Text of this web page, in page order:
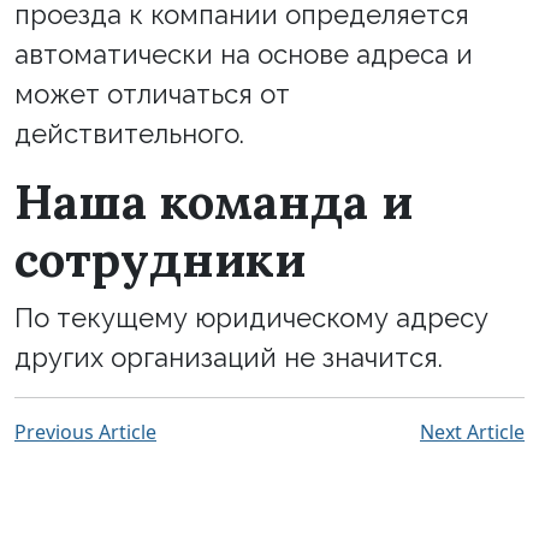
проезда к компании определяется
автоматически на основе адреса и
может отличаться от
действительного.
Наша команда и
сотрудники
По текущему юридическому адресу
других организаций не значится.
Previous Article Next Article